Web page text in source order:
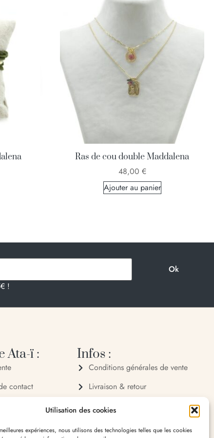
Utilisation des cookies
expériences, nous utilisons des technologies telles que les cookies
Ras de cou double Maddalena
48,00 €
Ajouter au panier
!
Ata-ï :
contact
65
Infos :
Conditions générales de vente
Livraison & retour
Politique de confidentialité
Mentions légales